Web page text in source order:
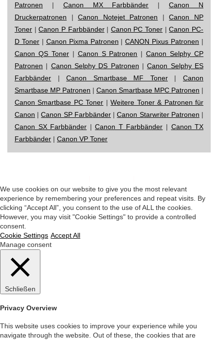
Patronen | Canon MX Farbbänder |Canon N
Druckerpatronen |Canon Notejet Patronen |Canon NP
Toner |Canon P Farbbänder| Canon PC Toner |Canon PC-
D Toner| Canon Pixma Patronen |CANON Pixus Patronen |
Canon QS Toner| Canon S Patronen |Canon Selphy CP
Patronen | Canon Selphy DS Patronen |Canon Selphy ES
Farbbänder |Canon Smartbase MF Toner|Canon
Smartbase MP Patronen | Canon Smartbase MPC Patronen |
Canon Smartbase PC Toner |Weitere Toner & Patronen für
Canon |Canon SP Farbbänder|Canon Starwriter Patronen |
Canon SX Farbbänder |Canon T Farbbänder | Canon TX
Farbbänder | Canon VP Toner
We use cookies on our website to give you the most relevant
experience by remembering your preferences and repeat visits. By
clicking “Accept All”, you consent to the use of ALL the cookies.
However, you may visit "Cookie Settings" to provide a controlled
consent.
Cookie Settings Accept All
Manage consent
Schließen
Privacy Overview
This website uses cookies to improve your experience while you
navigate through the website. Out of these, the cookies that are